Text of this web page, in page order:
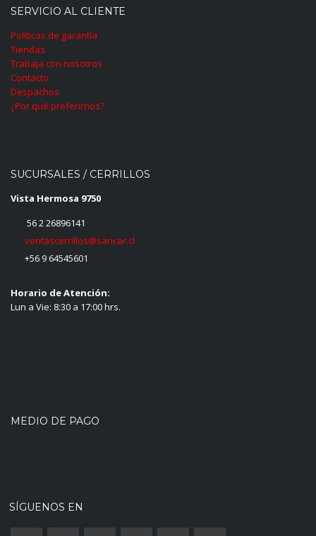
SERVICIO AL CLIENTE
Políticas de garantía
Tiendas
Trabaja con nosotros
Contacto
Despachos
¿Por qué preferirnos?
SUCURSALES / CERRILLOS
Vista Hermosa 9750
56 2 26896141
ventascerrillos@sancar.cl
+56 9 64545601
Horario de Atención:
Lun a Vie: 8:30 a 17:00 hrs.
MEDIO DE PAGO
SÍGUENOS EN